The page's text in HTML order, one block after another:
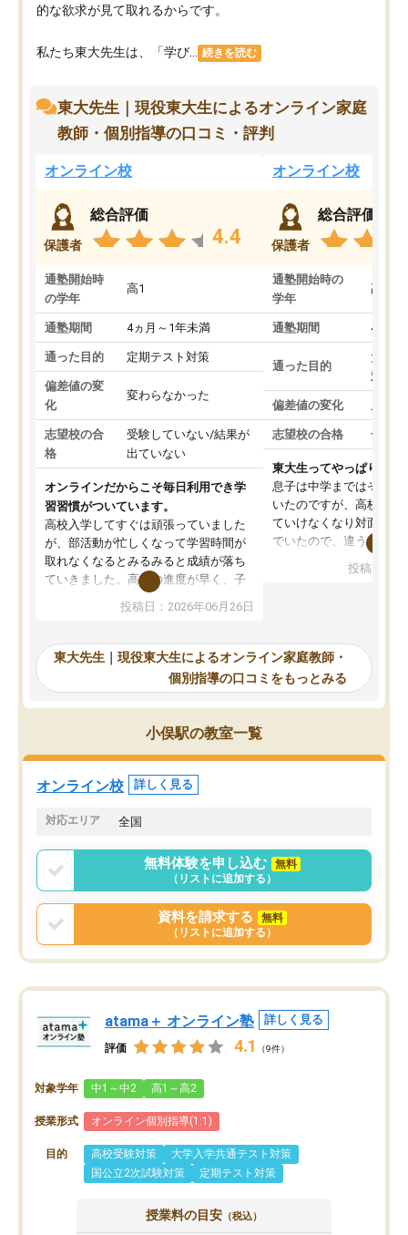
的な欲求が見て取れるからです。
私たち東大先生は、「学び... 続きを読む
東大先生｜現役東大生によるオンライン家庭
教師・個別指導の口コミ・評判
オンライン校
保護者
総合評価
4.4
通塾開始時
の学年
高1
通塾期間 4ヵ月～1年未満
通った目的 定期テスト対策
偏差値の変
化
変わらなかった
志望校の合
格
受験していない/結果が
出ていない
オンラインだからこそ毎日利用でき学
習習慣がついています。
高校入学してすぐは頑張っていました
が、部活動が忙しくなって学習時間が
取れなくなるとみるみると成績が落ち
ていきました。高校の進度が早く、子
供も家に帰って勉強の話すると嫌な反
応を示します。東大先生にお願いして
れるので、親としても安心です。毎日
使える自習室とかもあり、わからない
ところがあれば先生が回答してくれる
のも重宝しています。
投稿日：2026年06月26日
オンライン校
保護者
総合評価
通塾開始時の
学年
高3
通塾期間 4ヵ月
通った目的
大学
対策
偏差値の変化
志望校の合格 合格
東大生ってやっぱりすご
息子は中学まではそこそ
いたのですが、高校に入
ていけなくなり対面の塾
でいたので、違うアプロ
で、当初は模試でD判定
自習室が毎日使えていつ
るのが心強かったよう
謝です。
投稿日：
東大先生｜現役東大生によるオンライン家庭教師・
個別指導の口コミをもっとみる
小俣駅の教室一覧
オンライン校 詳しく見る
対応エリア 全国
無料体験を申し込む
無料
（リストに追加する）
資料を請求する
無料
（リストに追加する）
atama＋ オンライン塾 詳しく見る
評価 4.1 （9件）
対象学年 中1～中2 高1～高2
授業形式 オンライン個別指導(1:1)
目的 高校受験対策
大学入学共通テスト対策
国公立2次試験対策
定期テスト対策
授業料の目安 （税込）